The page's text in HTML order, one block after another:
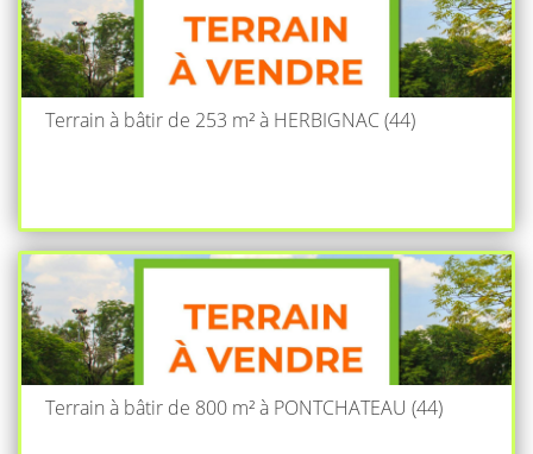
Terrain à bâtir de 253 m² à HERBIGNAC (44)
Terrain à bâtir de 800 m² à PONTCHATEAU (44)